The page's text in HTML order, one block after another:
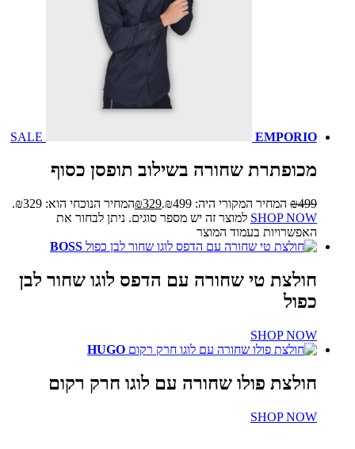
SALE EMPORIO
מכופתרת שחורה בשילוב תופסן כסוף
₪499 המחיר המקורי היה: ₪499. ₪329
המחיר הנוכחי הוא: ₪329.
SHOP NOW למוצר זה יש מספר סוגים. ניתן לבחור את
האפשרויות בעמוד המוצר
BOSS
חולצת טי שחורה עם הדפס לוגו שחור לבן
כפול
SHOP NOW
HUGO
חולצת פולו שחורה עם לוגו חרק רקום
SHOP NOW